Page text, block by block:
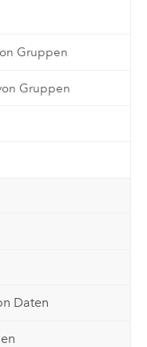
Gruppen
Gruppen
Daten